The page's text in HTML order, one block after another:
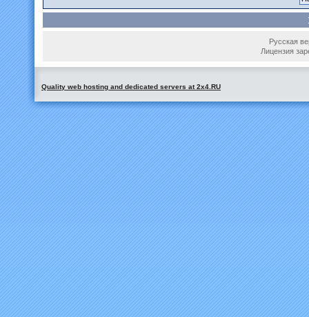
Русская
Лицензия
Quality web hosting and dedicated servers at 2x4.RU